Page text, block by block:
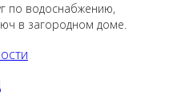
по водоснабжению,
в загородном доме.